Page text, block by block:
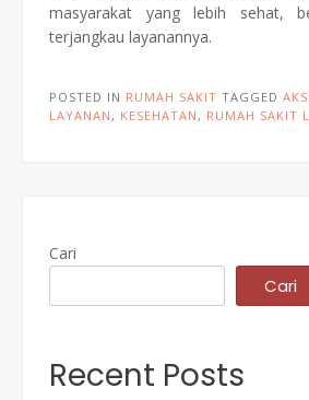
masyarakat yang lebih sehat,
terjangkau layanannya.
POSTED IN RUMAH SAKIT TAGGED
LAYANAN , KESEHATAN , RUMAH SAKIT
Cari
Cari
Recent Posts